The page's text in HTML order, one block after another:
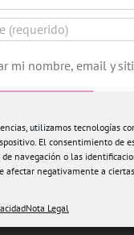
utilizamos tecnologías
El consentimiento de
navegación o las
afectar negativamente a
Nota Legal
mi nombre, email y